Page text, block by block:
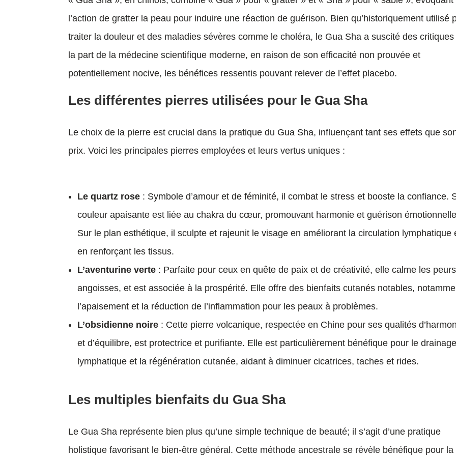
l’action de gratter la peau pour induire une réaction de guérison. Bien qu’historiquement utilisé
traiter la douleur et des maladies sévères comme le choléra, le Gua Sha a suscité des critiques
la part de la médecine scientifique moderne, en raison de son efficacité non prouvée et
potentiellement nocive, les bénéfices ressentis pouvant relever de l’effet placebo.
Les différentes pierres utilisées pour le Gua Sha
Le choix de la pierre est crucial dans la pratique du Gua Sha, influençant tant ses effets que
prix. Voici les principales pierres employées et leurs vertus uniques :
Le quartz rose : Symbole d’amour et de féminité, il combat le stress et booste la confiance.
couleur apaisante est liée au chakra du cœur, promouvant harmonie et guérison
Sur le plan esthétique, il sculpte et rajeunit le visage en améliorant la circulation lymphatique
en renforçant les tissus.
L’aventurine verte : Parfaite pour ceux en quête de paix et de créativité, elle calme les
angoisses, et est associée à la prospérité. Elle offre des bienfaits cutanés notables,
l’apaisement et la réduction de l’inflammation pour les peaux à problèmes.
L’obsidienne noire : Cette pierre volcanique, respectée en Chine pour ses qualités
et d’équilibre, est protectrice et purifiante. Elle est particulièrement bénéfique pour le drainage
lymphatique et la régénération cutanée, aidant à diminuer cicatrices, taches et rides.
Les multiples bienfaits du Gua Sha
Le Gua Sha représente bien plus qu’une simple technique de beauté; il s’agit d’une pratique
holistique favorisant le bien-être général. Cette méthode ancestrale se révèle bénéfique pour la